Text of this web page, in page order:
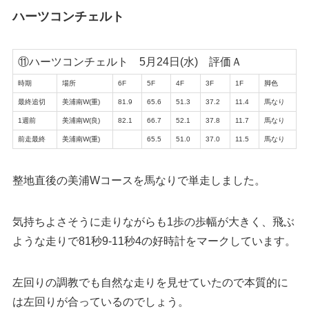
ハーツコンチェルト
⑪ハーツコンチェルト 5月24日(水) 評価Ａ
時期 場所 6F 5F 4F 3F 1F 脚色
最終追切 美浦南W(重) 81.9 65.6 51.3 37.2 11.4 馬なり
1週前 美浦南W(良) 82.1 66.7 52.1 37.8 11.7 馬なり
前走最終 美浦南W(重) 65.5 51.0 37.0 11.5 馬なり
整地直後の美浦Wコースを馬なりで単走しました。
気持ちよさそうに走りながらも1歩の歩幅が大きく、飛ぶ
ような走りで81秒9-11秒4の好時計をマークしています。
左回りの調教でも自然な走りを見せていたので本質的に
は左回りが合っているのでしょう。